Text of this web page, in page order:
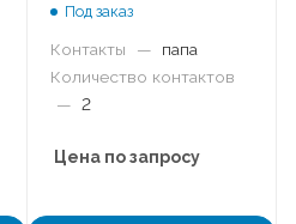
Под заказ
Контакты —
папа
Количество контактов
— 2
Цена по запросу